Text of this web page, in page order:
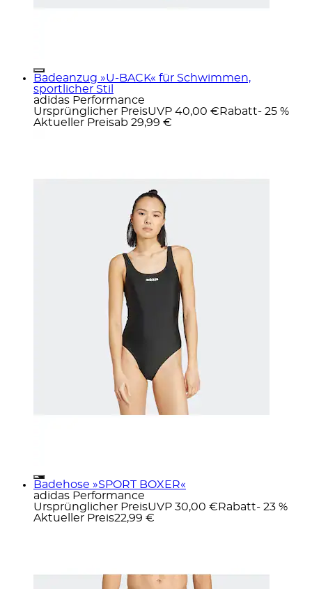
Badeanzug »U-BACK« für Schwimmen,
sportlicher Stil
adidas Performance
Ursprünglicher PreisUVP 40,00 € Rabatt- 25 %
Aktueller Preisab 29,99 €
Badehose »SPORT BOXER«
adidas Performance
Ursprünglicher PreisUVP 30,00 € Rabatt- 23 %
Aktueller Preis22,99 €